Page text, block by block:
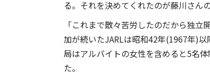
る。それを決めてくれたのが藤川さん
「これまで散々苦労したのだから独
加が続いたJARLは昭和42年(1967年)
局はアルバイトの女性を含めると5名
た。